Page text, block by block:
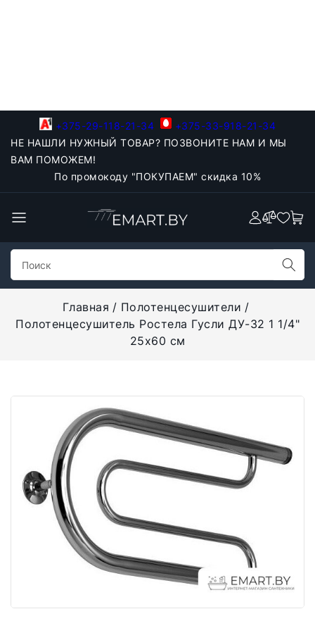
+375-29-118-21-34
+375-33-918-21-34
НЕ НАШЛИ НУЖНЫЙ ТОВАР? ПОЗВОНИТЕ НАМ И МЫ
ВАМ ПОМОЖЕМ!
По промокоду "ПОКУПАЕМ" скидка 10%
Главная
Полотенцесушители
Полотенцесушитель Ростела Гусли ДУ-32 1 1/4"
25x60 см